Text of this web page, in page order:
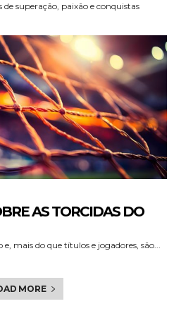
superação, paixão e conquistas
AS TORCIDAS DO
mais do que títulos e jogadores, são...
MORE